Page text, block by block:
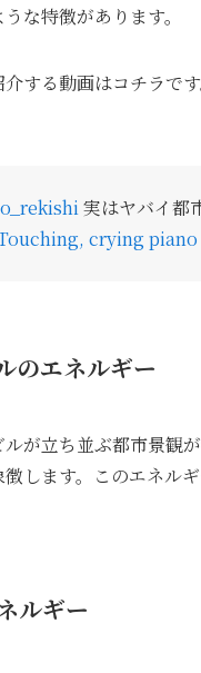
な特徴があります。
する動画はコチラで
実はヤバイ都
crying piano
のエネルギー
が立ち並ぶ都市景観
します。このエネル
ルギー